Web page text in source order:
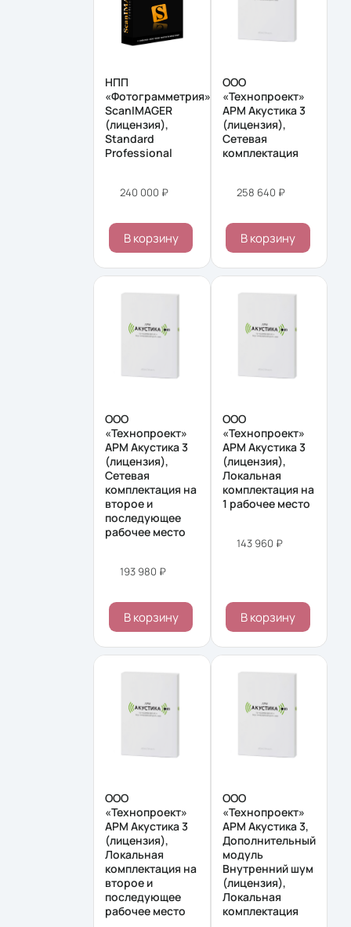
НПП
«Фотограмметрия»
ScanIMAGER
(лицензия),
Standard
Professional
240 000 ₽
В корзину
ООО
«Технопроект»
АРМ Акустика 3
(лицензия),
Сетевая
комплектация
258 640 ₽
В корзину
ООО
«Технопроект»
АРМ Акустика 3
(лицензия),
Сетевая
комплектация на
второе и
последующее
рабочее место
193 980 ₽
В корзину
ООО
«Технопроект»
АРМ Акустика 3
(лицензия),
Локальная
комплектация на
1 рабочее место
143 960 ₽
В корзину
ООО
«Технопроект»
АРМ Акустика 3
(лицензия),
Локальная
комплектация на
второе и
последующее
рабочее место
ООО
«Технопроект»
АРМ Акустика 3,
Дополнительный
модуль
Внутренний шум
(лицензия),
Локальная
комплектация